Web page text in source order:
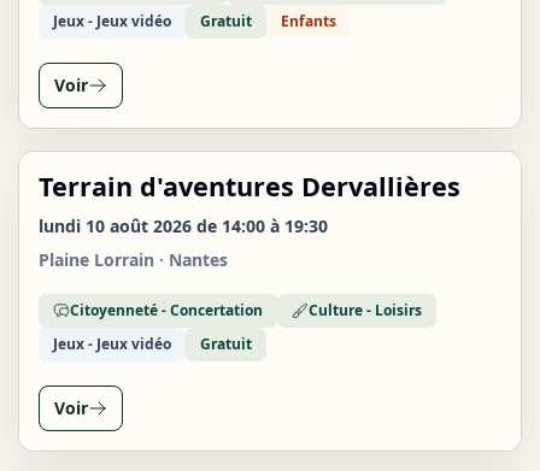
Jeux - Jeux vidéo
Gratuit Enfants
Voir
LUN
10
AOÛT
Terrain d'aventures Dervallières
lundi 10 août 2026 de 14:00 à 19:30
Plaine Lorrain · Nantes
Citoyenneté - Concertation
Culture - Loisirs
Jeux - Jeux vidéo
Gratuit
Voir